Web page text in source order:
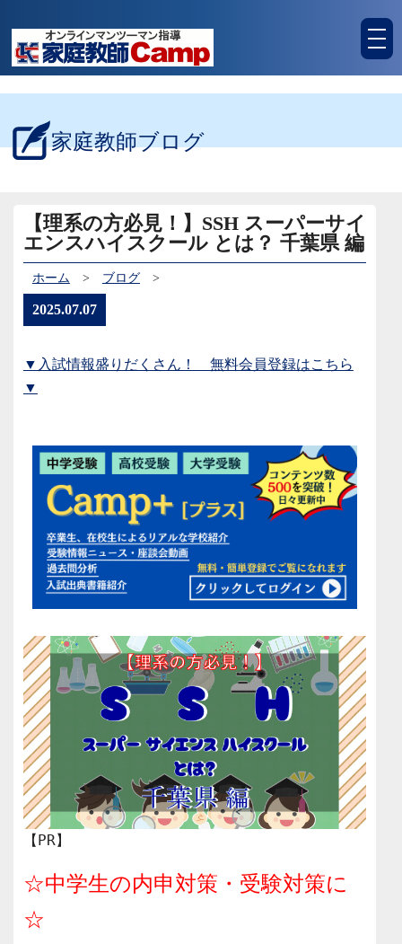
家庭教師ブログ
【理系の方必見！】SSH スーパーサイ
エンスハイスクール とは？ 千葉県 編
ホーム > ブログ >
2025.07.07
▼入試情報盛りだくさん！ 無料会員登録はこちら
▼
【PR】
☆中学生の内申対策・受験対策に
☆